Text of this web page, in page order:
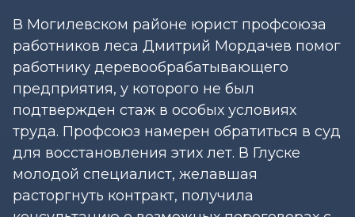
В Могилевском районе юрист профсоюза
работников леса Дмитрий Мордачев помог
работнику деревообрабатывающего
предприятия, у которого не был
подтвержден стаж в особых условиях
труда. Профсоюз намерен обратиться в суд
для восстановления этих лет. В Глуске
молодой специалист, желавшая
расторгнуть контракт, получила